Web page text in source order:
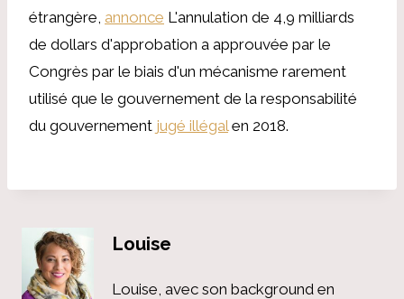
étrangère, annonce L'annulation de 4,9 milliards
de dollars d'approbation a approuvée par le
Congrès par le biais d'un mécanisme rarement
utilisé que le gouvernement de la responsabilité
du gouvernement jugé illégal en 2018.
Louise
Louise, avec son background en